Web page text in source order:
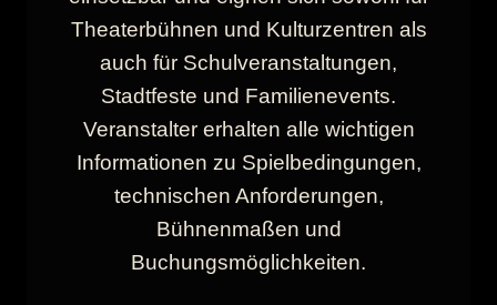
Theaterbühnen und Kulturzentren als
auch für Schulveranstaltungen,
Stadtfeste und Familienevents.
Veranstalter erhalten alle wichtigen
Informationen zu Spielbedingungen,
technischen Anforderungen,
Bühnenmaßen und
Buchungsmöglichkeiten.